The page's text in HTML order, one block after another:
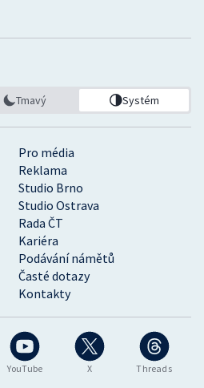
YouTube X Threads
Pro média
Reklama
Studio Brno
Studio Ostrava
Rada ČT
Kariéra
Podávání námětů
Časté dotazy
Kontakty
Tmavý Systém